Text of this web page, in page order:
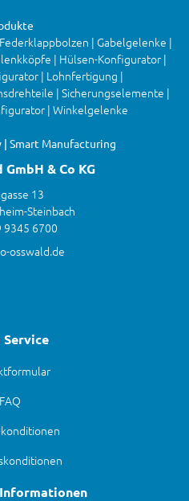
| Gabelgelenke |
| Hülsen-Konfigurator |
| Lohnfertigung |
| Sicherungselemente |
| Winkelgelenke
| Smart Manufacturing
& Co KG
13
Steinbach
9345 6700
osswald.de
Service
FAQ